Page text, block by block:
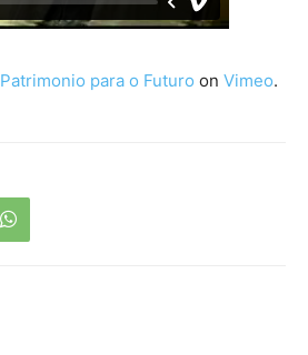
Patrimonio para o Futuro on Vimeo.